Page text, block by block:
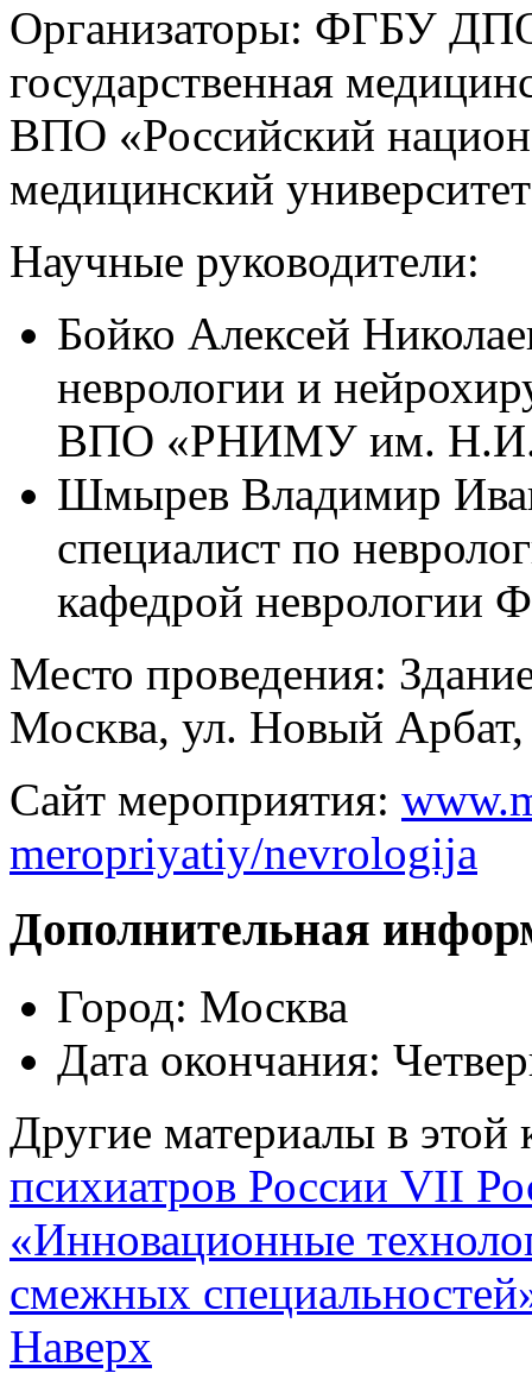
Организаторы: ФГБУ
государственная
ВПО «Российский
медицинский
Научные руководители:
Бойко Алексей
неврологии и
ВПО «РНИМУ им.
Шмырев Владимир
специалист по
кафедрой
Место проведения:
Москва, ул. Новый
Сайт мероприятия:
meropriyatiy/nevrologija
Дополнительная
Город: Москва
Дата окончания:
Другие материалы в этой
психиатров России VII
«Инновационные
смежных
Наверх